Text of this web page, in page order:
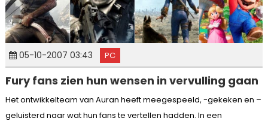
05-10-2007 03:43 PC
Fury fans zien hun wensen in vervulling gaan
Het ontwikkelteam van Auran heeft meegespeeld, -gekeken en –
geluisterd naar wat hun fans te vertellen hadden. In een